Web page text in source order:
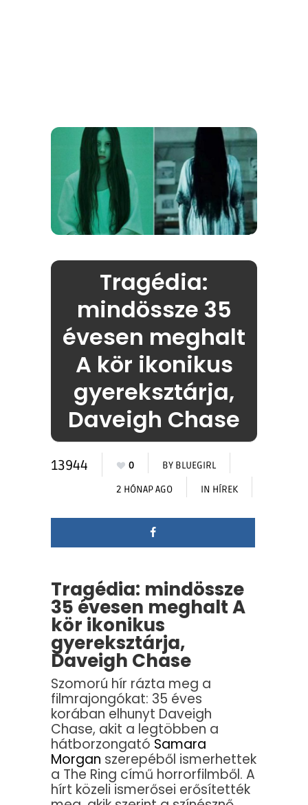
Tragédia:
mindössze 35
évesen meghalt
A kör ikonikus
gyereksztárja,
Daveigh Chase
13944 0 BY BLUEGIRL
2 HÓNAP AGO IN HÍREK
Tragédia: mindössze
35 évesen meghalt A
kör ikonikus
gyereksztárja,
Daveigh Chase
Szomorú hír rázta meg a
filmrajongókat: 35 éves
korában elhunyt Daveigh
Chase, akit a legtöbben a
hátborzongató Samara
Morgan szerepéből ismerhettek
a The Ring című horrorfilmből. A
hírt közeli ismerősei erősítették